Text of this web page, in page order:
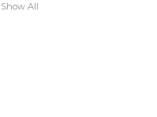
Show All